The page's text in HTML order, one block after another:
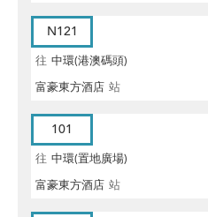
N121
往 中環(港澳碼頭)
富豪東方酒店 站
101
往 中環(置地廣場)
富豪東方酒店 站